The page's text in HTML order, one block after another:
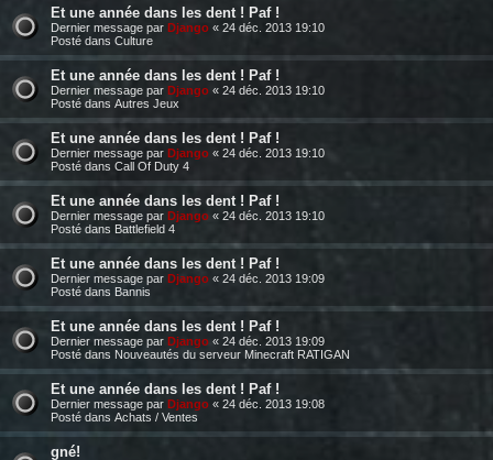
Et une année dans les dent ! Paf !
Dernier message par Django « 24 déc. 2013 19:10
Posté dans Culture
Et une année dans les dent ! Paf !
Dernier message par Django « 24 déc. 2013 19:10
Posté dans Autres Jeux
Et une année dans les dent ! Paf !
Dernier message par Django « 24 déc. 2013 19:10
Posté dans Call Of Duty 4
Et une année dans les dent ! Paf !
Dernier message par Django « 24 déc. 2013 19:10
Posté dans Battlefield 4
Et une année dans les dent ! Paf !
Dernier message par Django « 24 déc. 2013 19:09
Posté dans Bannis
Et une année dans les dent ! Paf !
Dernier message par Django « 24 déc. 2013 19:09
Posté dans Nouveautés du serveur Minecraft RATIGAN
Et une année dans les dent ! Paf !
Dernier message par Django « 24 déc. 2013 19:08
Posté dans Achats / Ventes
gné!